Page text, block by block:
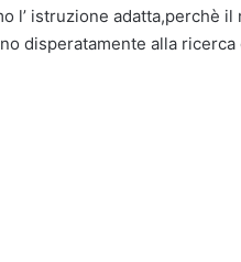
l’ istruzione adatta,perchè il
disperatamente alla ricerca